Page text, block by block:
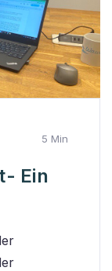
5 Min
Ein